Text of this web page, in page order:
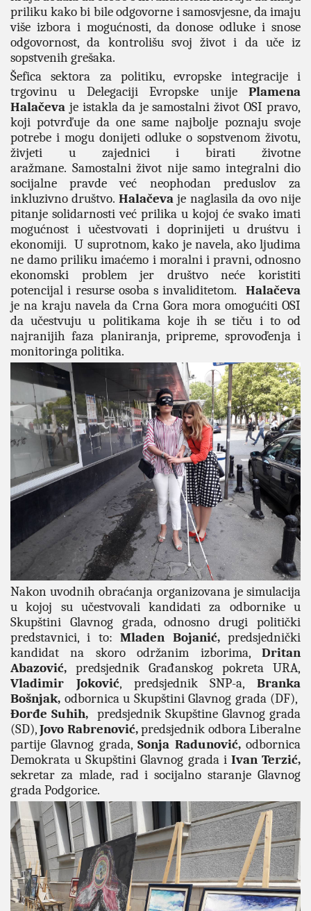
priliku kako bi bile odgovorne i samosvjesne, da imaju
više izbora i mogućnosti, da donose odluke i snose
odgovornost, da kontrolišu svoj život i da uče iz
sopstvenih grešaka.
Šefica sektora za politiku, evropske integracije i
trgovinu u Delegaciji Evropske unije Plamena
Halačeva je istakla da je samostalni život OSI pravo,
koji potvrďuje da one same najbolje poznaju svoje
potrebe i mogu donijeti odluke o sopstvenom životu,
živjeti u zajednici i birati životne
aražmane. Samostalni život nije samo integralni dio
socijalne pravde već neophodan preduslov za
inkluzivno društvo.Halačevaje naglasila da ovo nije
pitanje solidarnosti već prilika u kojoj će svako imati
mogućnost i učestvovati i doprinijeti u druśtvu i
ekonomiji. U suprotnom, kako je navela, ako ljudima
ne damo priliku imaćemo i moralni i pravni, odnosno
ekonomski problem jer društvo neće koristiti
potencijal i resurse osoba s invaliditetom. Halačeva
je na kraju navela da Crna Gora mora omogućiti OSI
da učestvuju u politikama koje ih se tiču i to od
najranijih faza planiranja, pripreme, sprovoďenja i
monitoringa politika.
Nakon uvodnih obraćanja organizovana je simulacija
u kojoj su učestvovali kandidati za odbornike u
Skupštini Glavnog grada, odnosno drugi politički
predstavnici, i to:Mladen Bojanić,predsjednički
kandidat na skoro održanim izborima, Dritan
Abazović, predsjednik Građanskog pokreta URA,
Vladimir Joković, predsjednik SNP-a, Branka
Bošnjak, odbornica u Skupštini Glavnog grada (DF),
Đorđe Suhih, predsjednik Skupštine Glavnog grada
(SD),Jovo Rabrenović,predsjednik odbora Liberalne
partije Glavnog grada,Sonja Radunović,odbornica
Demokrata u Skupštini Glavnog grada i Ivan Terzić,
sekretar za mlade, rad i socijalno staranje Glavnog
grada Podgorice.